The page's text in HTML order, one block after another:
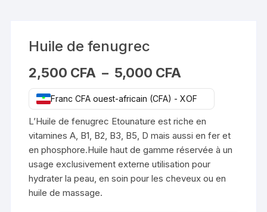
Huile de fenugrec
2,500 CFA – 5,000 CFAde
prix :
2,500 CFA
à
Franc CFA ouest-africain (CFA) - XOF
L’Huile de fenugrec Etounature est riche en
vitamines A, B1, B2, B3, B5, D mais aussi en fer et
en phosphore.Huile haut de gamme réservée à un
usage exclusivement externe utilisation pour
hydrater la peau, en soin pour les cheveux ou en
huile de massage.